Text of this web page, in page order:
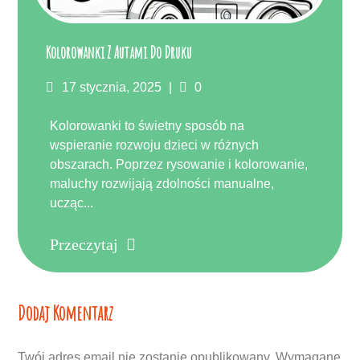
Kolorowanki Z Autami Do Druku
Posted
17 stycznia, 2025 Komentarze
0
Kolorowanki to świetny sposób na
wspieranie rozwoju dzieci w różnych
obszarach. Poprzez rysowanie i kolorowanie,
maluchy rozwijają zdolności manualne,
ucząc...
Przeczytaj
Dodaj Komentarz
Twój adres email nie zostanie opublikowany. Wymagane